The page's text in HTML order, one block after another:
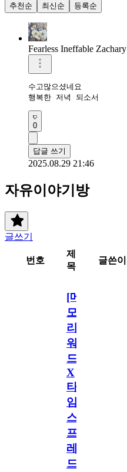
추천순
최신순 등록순
Fearless Ineffable Zachary
수고많으셨네요
행복한 저녁 되소서
0
답글 쓰기
2025.08.29 21:46
자유이야기방
글쓰기
번호
제
목
글쓴이
[메
모
리
워
드
X
타
임
스
프
레
드]